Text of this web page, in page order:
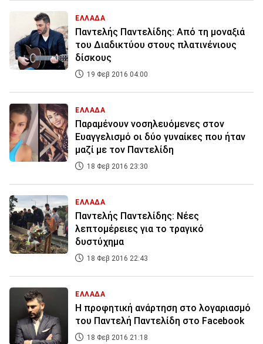
ΕΛΛΑΔΑ
Παντελής Παντελίδης: Από τη μοναξιά
του Διαδικτύου στους πλατινένιους
δίσκους
19 Φεβ 2016 04:00
ΕΛΛΑΔΑ
Παραμένουν νοσηλευόμενες στον
Ευαγγελισμό οι δύο γυναίκες που ήταν
μαζί με τον Παντελίδη
18 Φεβ 2016 23:30
ΕΛΛΑΔΑ
Παντελής Παντελίδης: Νέες
λεπτομέρειες για το τραγικό
δυστύχημα
18 Φεβ 2016 22:43
ΕΛΛΑΔΑ
Η προφητική ανάρτηση στο λογαριασμό
του Παντελή Παντελίδη στο Facebook
18 Φεβ 2016 21:18